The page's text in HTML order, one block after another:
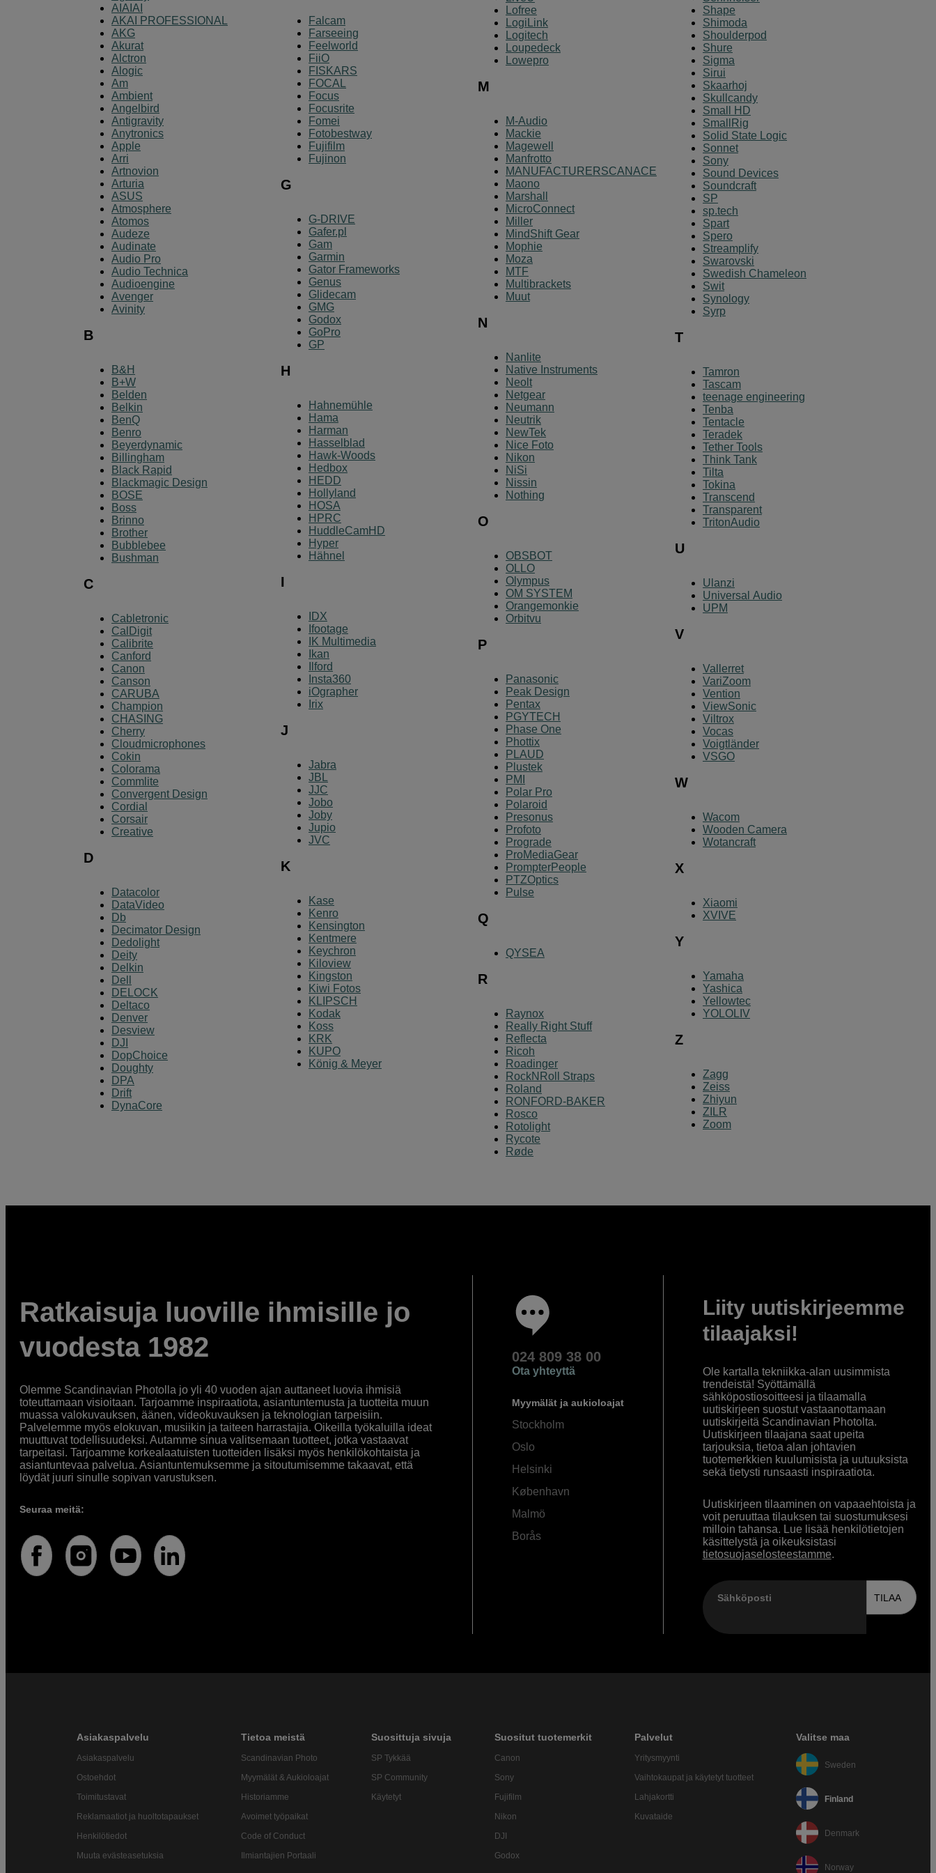
AIAIAI
AKAI PROFESSIONAL
AKG
Akurat
Alctron
Alogic
Am
Ambient
Angelbird
Antigravity
Anytronics
Apple
Arri
Artnovion
Arturia
ASUS
Atmosphere
Atomos
Audeze
Audinate
Audio Pro
Audio Technica
Audioengine
Avenger
Avinity
B
B&H
B+W
Belden
Belkin
BenQ
Benro
Beyerdynamic
Billingham
Black Rapid
Blackmagic Design
BOSE
Boss
Brinno
Brother
Bubblebee
Bushman
C
Cabletronic
CalDigit
Calibrite
Canford
Canon
Canson
CARUBA
Champion
CHASING
Cherry
Cloudmicrophones
Cokin
Colorama
Commlite
Convergent Design
Cordial
Corsair
Creative
D
Datacolor
DataVideo
Db
Decimator Design
Dedolight
Deity
Delkin
Dell
DELOCK
Deltaco
Denver
Desview
DJI
DopChoice
Doughty
DPA
Drift
DynaCore
Falcam
Farseeing
Feelworld
FiiO
FISKARS
FOCAL
Focus
Focusrite
Fomei
Fotobestway
Fujifilm
Fujinon
G
G-DRIVE
Gafer.pl
Gam
Garmin
Gator Frameworks
Genus
Glidecam
GMG
Godox
GoPro
GP
H
Hahnemühle
Hama
Harman
Hasselblad
Hawk-Woods
Hedbox
HEDD
Hollyland
HOSA
HPRC
HuddleCamHD
Hyper
Hähnel
I
IDX
Ifootage
IK Multimedia
Ikan
Ilford
Insta360
iOgrapher
Irix
J
Jabra
JBL
JJC
Jobo
Joby
Jupio
JVC
K
Kase
Kenro
Kensington
Kentmere
Keychron
Kiloview
Kingston
Kiwi Fotos
KLIPSCH
Kodak
Koss
KRK
KUPO
König & Meyer
Lofree
LogiLink
Logitech
Loupedeck
Lowepro
M
M-Audio
Mackie
Magewell
Manfrotto
MANUFACTURERSCANACE
Maono
Marshall
MicroConnect
Miller
MindShift Gear
Mophie
Moza
MTF
Multibrackets
Muut
N
Nanlite
Native Instruments
Neolt
Netgear
Neumann
Neutrik
NewTek
Nice Foto
Nikon
NiSi
Nissin
Nothing
O
OBSBOT
OLLO
Olympus
OM SYSTEM
Orangemonkie
Orbitvu
P
Panasonic
Peak Design
Pentax
PGYTECH
Phase One
Phottix
PLAUD
Plustek
PMI
Polar Pro
Polaroid
Presonus
Profoto
Prograde
ProMediaGear
PrompterPeople
PTZOptics
Pulse
Q
QYSEA
R
Raynox
Really Right Stuff
Reflecta
Ricoh
Roadinger
RockNRoll Straps
Roland
RONFORD-BAKER
Rosco
Rotolight
Rycote
Røde
Shape
Shimoda
Shoulderpod
Shure
Sigma
Sirui
Skaarhoj
Skullcandy
Small HD
SmallRig
Solid State Logic
Sonnet
Sony
Sound Devices
Soundcraft
SP
sp.tech
Spart
Spero
Streamplify
Swarovski
Swedish Chameleon
Swit
Synology
Syrp
T
Tamron
Tascam
teenage engineering
Tenba
Tentacle
Teradek
Tether Tools
Think Tank
Tilta
Tokina
Transcend
Transparent
TritonAudio
U
Ulanzi
Universal Audio
UPM
V
Vallerret
VariZoom
Vention
ViewSonic
Viltrox
Vocas
Voigtländer
VSGO
W
Wacom
Wooden Camera
Wotancraft
X
Xiaomi
XVIVE
Y
Yamaha
Yashica
Yellowtec
YOLOLIV
Z
Zagg
Zeiss
Zhiyun
ZILR
Zoom
Ratkaisuja luoville ihmisille jo
vuodesta 1982
Olemme Scandinavian Photolla jo yli 40 vuoden ajan auttaneet luovia ihmisiä
toteuttamaan visioitaan. Tarjoamme inspiraatiota, asiantuntemusta ja tuotteita muun
muassa valokuvauksen, äänen, videokuvauksen ja teknologian tarpeisiin.
Palvelemme myös elokuvan, musiikin ja taiteen harrastajia. Oikeilla työkaluilla ideat
muuttuvat todellisuudeksi. Autamme sinua valitsemaan tuotteet, jotka vastaavat
tarpeitasi. Tarjoamme korkealaatuisten tuotteiden lisäksi myös henkilökohtaista ja
asiantuntevaa palvelua. Asiantuntemuksemme ja sitoutumisemme takaavat, että
löydät juuri sinulle sopivan varustuksen.
Seuraa meitä:
024 809 38 00
Ota yhteyttä
Myymälät ja aukioloajat
Stockholm
Oslo
Helsinki
København
Malmö
Borås
Liity uutiskirjeemme
tilaajaksi!
Ole kartalla tekniikka-alan uusimmista
trendeistä! Syöttämällä
sähköpostiosoitteesi ja tilaamalla
uutiskirjeen suostut vastaanottamaan
uutiskirjeitä Scandinavian Photolta.
Uutiskirjeen tilaajana saat upeita
tarjouksia, tietoa alan johtavien
tuotemerkkien kuulumisista ja uutuuksista
sekä tietysti runsaasti inspiraatiota.
Uutiskirjeen tilaaminen on vapaaehtoista ja
voit peruuttaa tilauksen tai suostumuksesi
milloin tahansa. Lue lisää henkilötietojen
käsittelystä ja oikeuksistasi
tietosuojaselosteestamme.
Sähköposti TILAA
Asiakaspalvelu
Asiakaspalvelu
Ostoehdot
Toimitustavat
Reklamaatiot ja huoltotapaukset
Henkilötiedot
Muuta evästeasetuksia
Tietoa meistä
Scandinavian Photo
Myymälät & Aukioloajat
Historiamme
Avoimet työpaikat
Code of Conduct
Ilmiantajien Portaali
Suosittuja sivuja
SP Tykkää
SP Community
Käytetyt
Suositut tuotemerkit
Canon
Sony
Fujifilm
Nikon
DJI
Godox
Palvelut
Yritysmyynti
Vaihtokaupat ja käytetyt tuotteet
Lahjakortti
Kuvataide
Valitse maa
Sweden
Finland
Denmark
Norway